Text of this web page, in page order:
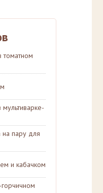
томатном
на пару для
и кабачком